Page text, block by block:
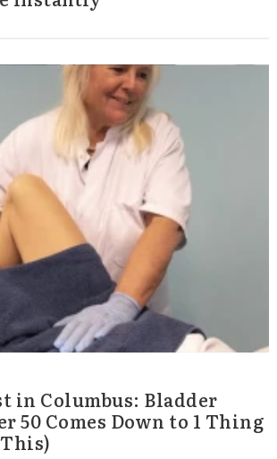
in Columbus: Bladder
50 Comes Down to 1 Thing